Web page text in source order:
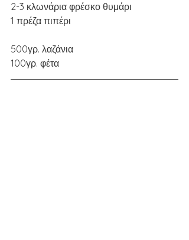
2-3 κλωνάρια φρέσκο θυμάρι
1 πρέζα πιπέρι
500γρ. λαζάνια
100γρ. φέτα